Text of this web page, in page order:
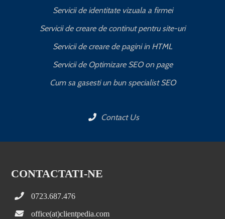
Servicii de identitate vizuala a firmei
Servicii de creare de continut pentru site-uri
Servicii de creare de pagini in HTML
Servicii de Optimizare SEO on page
Cum sa gasesti un bun specialist SEO
Contact Us
CONTACTATI-NE
0723.687.476
office(at)clientpedia.com